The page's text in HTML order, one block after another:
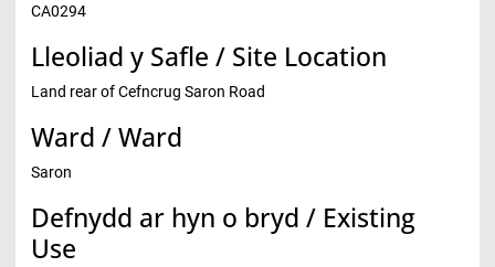
CA0294
Lleoliad y Safle / Site Location
Land rear of Cefncrug Saron Road
Ward / Ward
Saron
Defnydd ar hyn o bryd / Existing
Use